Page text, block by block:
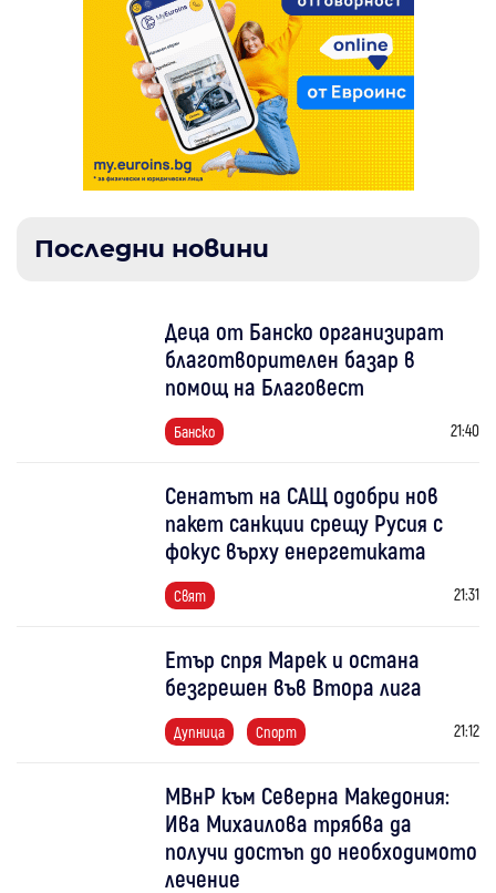
Последни новини
Деца от Банско организират
благотворителен базар в
помощ на Благовест
Банско 21:40
Сенатът на САЩ одобри нов
пакет санкции срещу Русия с
фокус върху енергетиката
Свят 21:31
Етър спря Марек и остана
безгрешен във Втора лига
Дупница Спорт 21:12
МВнР към Северна Македония:
Ива Михаилова трябва да
получи достъп до необходимото
лечение